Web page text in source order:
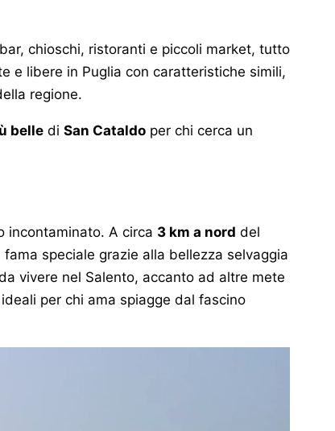
chioschi, ristoranti e piccoli market, tutto
e libere in Puglia con caratteristiche simili,
regione.
belle di San Cataldo per chi cerca un
incontaminato. A circa 3 km a nord del
speciale grazie alla bellezza selvaggia
vivere nel Salento, accanto ad altre mete
per chi ama spiagge dal fascino